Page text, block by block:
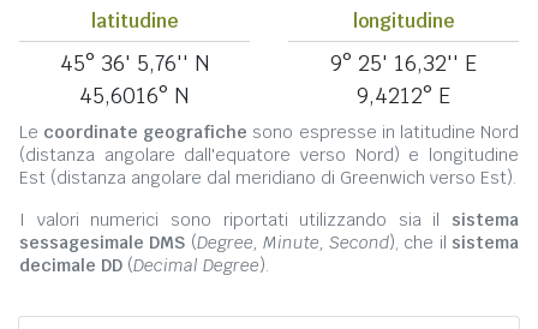
latitudine
45° 36' 5,76'' N
45,6016° N
longitudine
9° 25' 16,32'' E
9,4212° E
Le coordinate geografiche sono espresse in latitudine Nord
(distanza angolare dall'equatore verso Nord) e longitudine
Est (distanza angolare dal meridiano di Greenwich verso Est).
I valori numerici sono riportati utilizzando sia il sistema
sessagesimale DMS (Degree, Minute, Second), che il sistema
decimale DD (Decimal Degree).